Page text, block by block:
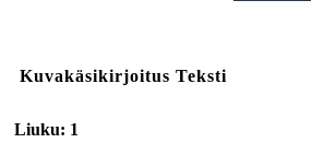
Kuvakäsikirjoitus Teksti
Liuku: 1